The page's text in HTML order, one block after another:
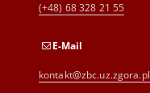
(+48) 68 328 21 55
E-Mail
kontakt@zbc.uz.zgora.pl